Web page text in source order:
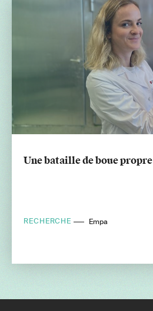
Une bataille de boue propre
RECHERCHE Empa